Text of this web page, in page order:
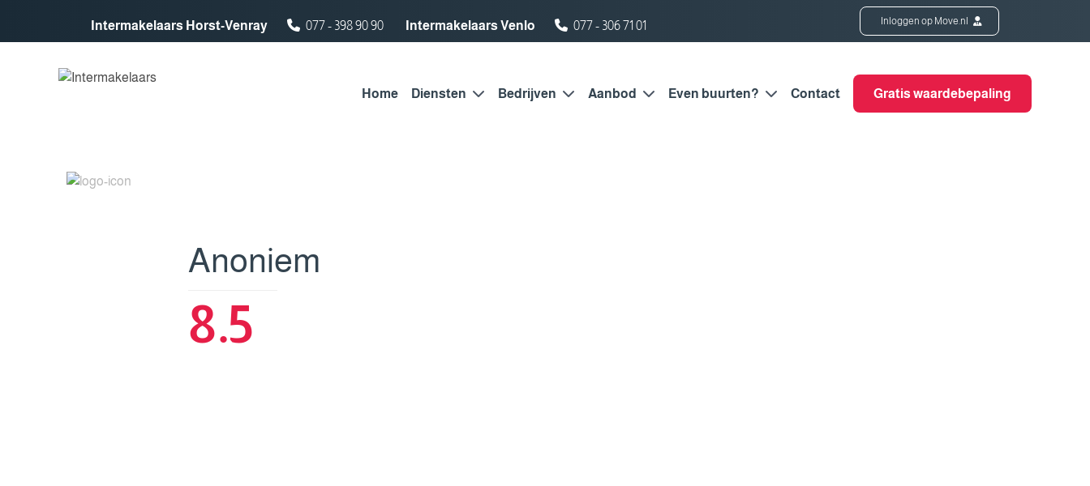
Intermakelaars Horst-Venray
077 - 398 90 90 Intermakelaars Venlo 077 - 306 71 01 Inloggen op Move.nl
Home Diensten Bedrijven Aanbod Even buurten? Contact Gratis waardebepaling
Anoniem
8.5